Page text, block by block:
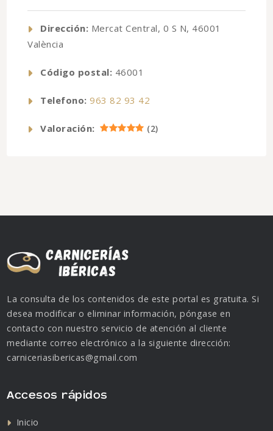
Dirección: Mercat Central, 0 S N, 46001
València
Código postal: 46001
Telefono: 963 82 93 42
Valoración: (2)
La consulta de los contenidos de este portal es gratuita. Si
desea modificar o eliminar información, póngase en
contacto con nuestro servicio de atención al cliente
mediante correo electrónico a la siguiente dirección:
carniceriasibericas@gmail.com
Accesos rápidos
Inicio